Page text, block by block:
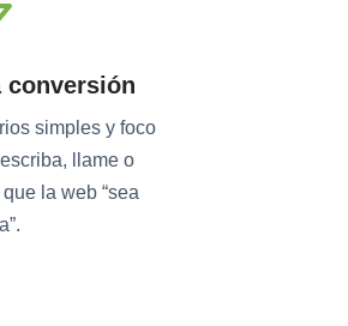
conversión
simples y foco
llame o
la web “sea